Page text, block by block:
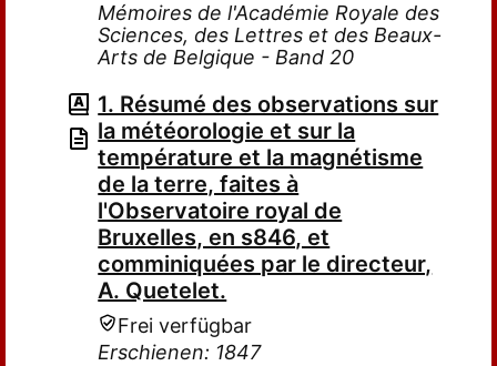
Mémoires de l'Académie Royale des
Sciences, des Lettres et des Beaux-
Arts de Belgique - Band 20
1. Résumé des observations sur
la météorologie et sur la
température et la magnétisme
de la terre, faites à
l'Observatoire royal de
Bruxelles, en s846, et
comminiquées par le directeur,
A. Quetelet.
Frei verfügbar
Erschienen: 1847